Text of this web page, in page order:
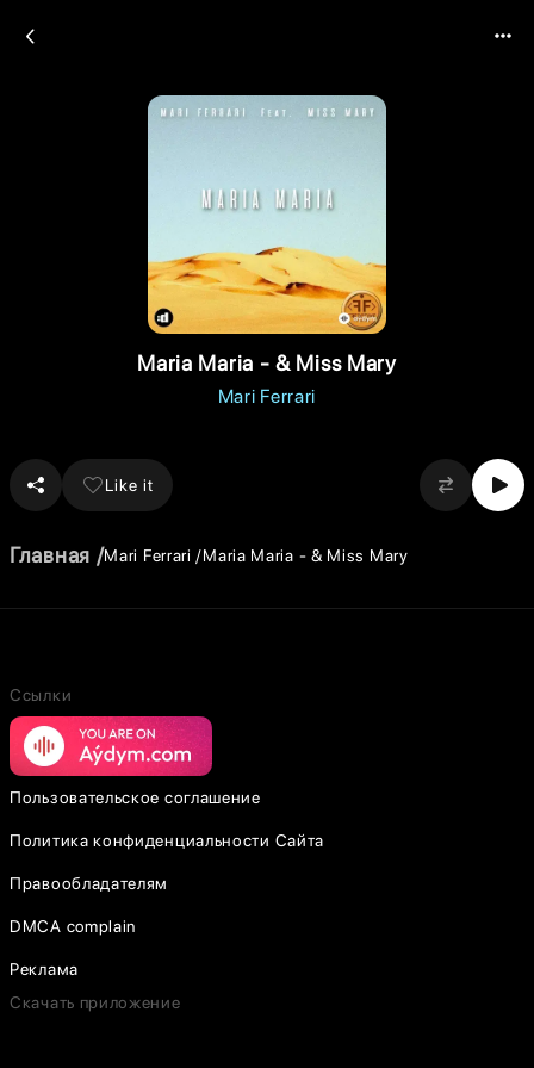
Maria Maria - & Miss Mary
Mari Ferrari
Like it
Главная Mari Ferrari Maria Maria - & Miss Mary
Ссылки
Пользовательское соглашение
Политика конфиденциальности Сайта
Правообладателям
DMCA complain
Реклама
Скачать приложение